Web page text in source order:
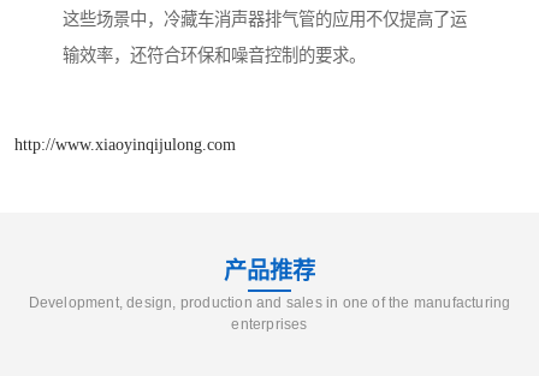
这些场景中，冷藏车消声器排气管的应用不仅提高了运
输效率，还符合环保和噪音控制的要求。
http://www.xiaoyinqijulong.com
产品推荐
Development, design, production and sales in one of the manufacturing
enterprises